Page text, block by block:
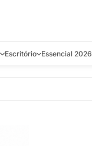
Escritório Essencial 2026